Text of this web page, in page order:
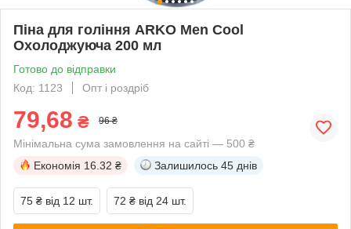
Піна для гоління ARKO Men Cool
Охолоджуюча 200 мл
Готово до відправки
Код: 1123
Опт і роздріб
79,68 ₴ 96 ₴
Мінімальна сума замовлення на сайті — 500 ₴
Економія 16.32 ₴ Залишилось 45 днів
75 ₴ від 12 шт. 72 ₴ від 24 шт.